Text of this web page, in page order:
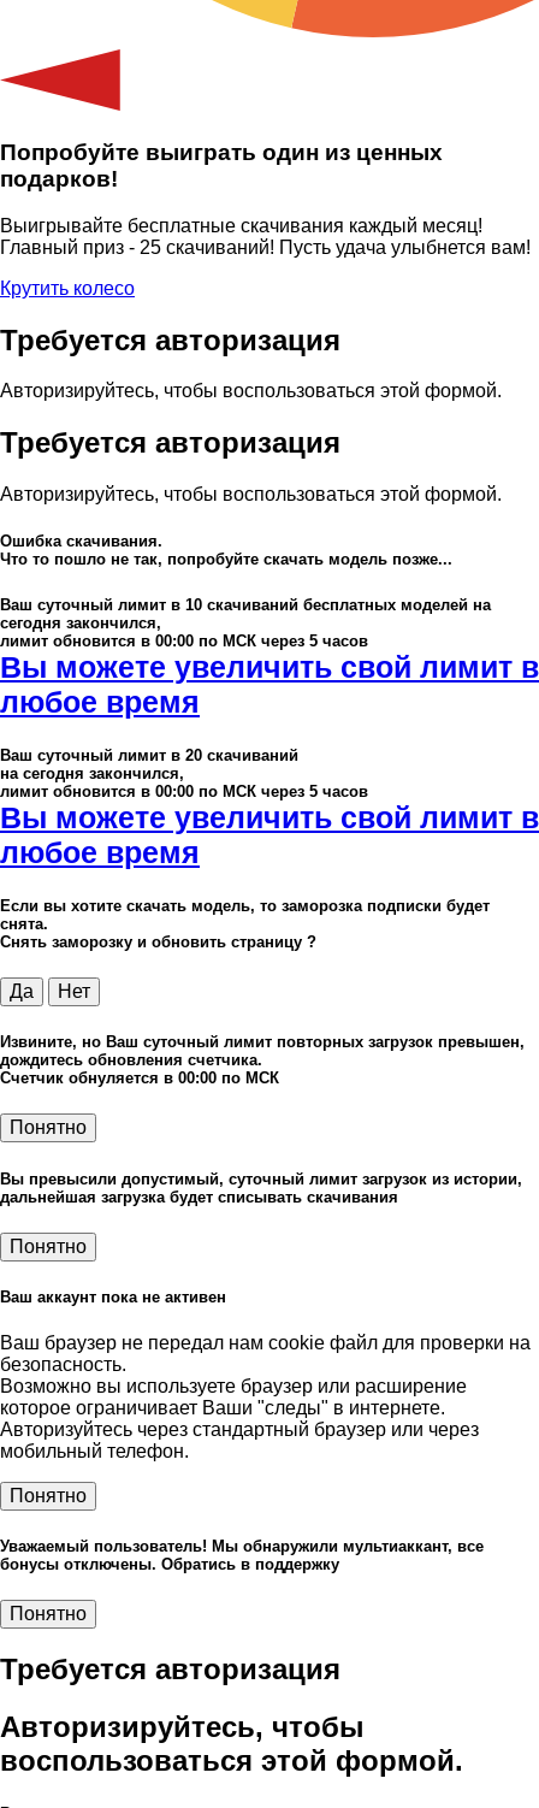
Попробуйте выиграть один из ценных
подарков!
Выигрывайте бесплатные скачивания каждый месяц!
Главный приз - 25 скачиваний! Пусть удача улыбнется вам!
Крутить колесо
Требуется авторизация
Авторизируйтесь, чтобы воспользоваться этой формой.
Требуется авторизация
Авторизируйтесь, чтобы воспользоваться этой формой.
Ошибка скачивания.
Что то пошло не так, попробуйте скачать модель позже...
Ваш суточный лимит в 10 скачиваний бесплатных моделей на
сегодня закончился,
лимит обновится в 00:00 по МСК через 5 часов
Вы можете увеличить свой лимит в
любое время
Ваш суточный лимит в 20 скачиваний
на сегодня закончился,
лимит обновится в 00:00 по МСК через 5 часов
Вы можете увеличить свой лимит в
любое время
Если вы хотите скачать модель, то заморозка подписки будет
снята.
Снять заморозку и обновить страницу ?
Да Нет
Извините, но Ваш суточный лимит повторных загрузок превышен,
дождитесь обновления счетчика.
Счетчик обнуляется в 00:00 по МСК
Понятно
Вы превысили допустимый, суточный лимит загрузок из истории,
дальнейшая загрузка будет списывать скачивания
Понятно
Ваш аккаунт пока не активен
Ваш браузер не передал нам cookie файл для проверки на
безопасность.
Возможно вы используете браузер или расширение
которое ограничивает Ваши "следы" в интернете.
Авторизуйтесь через стандартный браузер или через
мобильный телефон.
Понятно
Уважаемый пользователь! Мы обнаружили мультиаккант, все
бонусы отключены. Обратись в поддержку
Понятно
Требуется авторизация
Авторизируйтесь, чтобы
воспользоваться этой формой.